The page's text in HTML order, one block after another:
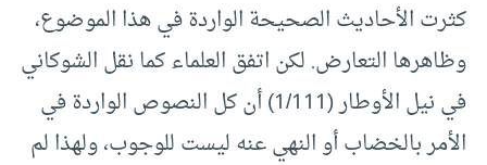
كثرت الأحاديث الصحيحة الواردة في هذا الموضوع،
وظاهرها التعارض. لكن اتفق العلماء كما نقل الشوكاني
في نيل الأوطار (1/111) أن كل النصوص الواردة في
الأمر بالخضاب أو النهي عنه ليست للوجوب، ولهذا لم